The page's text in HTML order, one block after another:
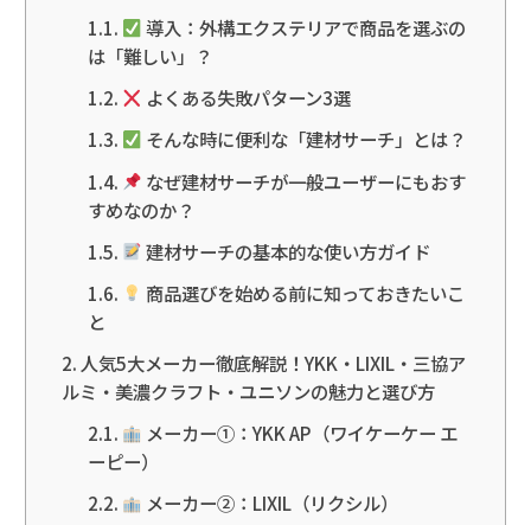
導入：外構エクステリアで商品を選ぶの
は「難しい」？
よくある失敗パターン3選
そんな時に便利な「建材サーチ」とは？
なぜ建材サーチが一般ユーザーにもおす
すめなのか？
建材サーチの基本的な使い方ガイド
商品選びを始める前に知っておきたいこ
と
人気5大メーカー徹底解説！YKK・LIXIL・三協ア
ルミ・美濃クラフト・ユニソンの魅力と選び方
メーカー①：YKK AP（ワイケーケー エ
ーピー）
メーカー②：LIXIL（リクシル）